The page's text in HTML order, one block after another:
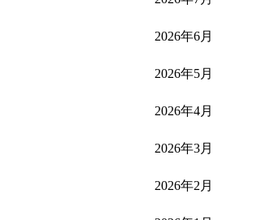
2026年6月
2026年5月
2026年4月
2026年3月
2026年2月